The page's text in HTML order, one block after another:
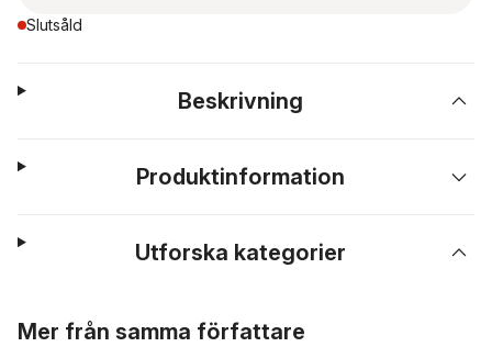
Slutsåld
Beskrivning
Produktinformation
Utforska kategorier
Mer från samma författare